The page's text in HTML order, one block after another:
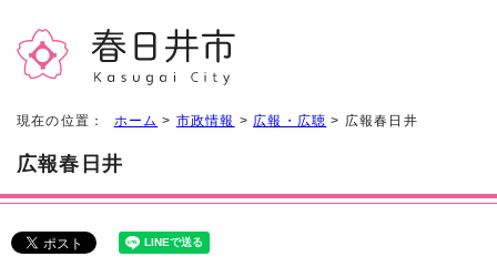
現在の位置： ホーム > 市政情報 > 広報・広聴 > 広報春日井
広報春日井